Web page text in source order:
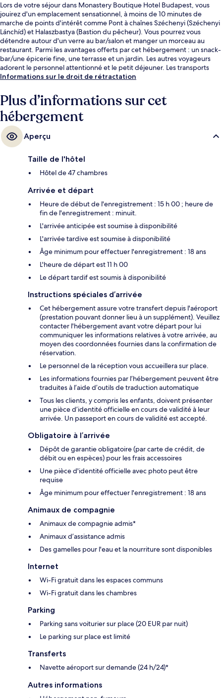
Lors de votre séjour dans Monastery Boutique Hotel Budapest, vous
jouirez d'un emplacement sensationnel, à moins de 10 minutes de
marche de points d'intérêt comme Pont à chaînes Széchenyi (Széchenyi
Lánchíd) et Halaszbastya (Bastion du pêcheur). Vous pourrez vous
détendre autour d'un verre au bar/salon et manger un morceau au
restaurant. Parmi les avantages offerts par cet hébergement : un snack-
bar/une épicerie fine, une terrasse et un jardin. Les autres voyageurs
adorent le personnel attentionné et le petit déjeuner. Les transports
publics sont rapidement accessibles à pied : Station de tram Halász utca
marche à peine.
Informations sur le droit de rétractation
Plus d’informations sur cet
hébergement
Aperçu
Taille de l'hôtel
Hôtel de 47 chambres
Arrivée et départ
Heure de début de l'enregistrement : 15 h 00 ; heure de
fin de l'enregistrement : minuit.
L'arrivée anticipée est soumise à disponibilité
L'arrivée tardive est soumise à disponibilité
Âge minimum pour effectuer l'enregistrement : 18 ans
L'heure de départ est 11 h 00
Le départ tardif est soumis à disponibilité
Instructions spéciales d’arrivée
Cet hébergement assure votre transfert depuis l'aéroport
(prestation pouvant donner lieu à un supplément). Veuillez
contacter l'hébergement avant votre départ pour lui
communiquer les informations relatives à votre arrivée, au
moyen des coordonnées fournies dans la confirmation de
réservation.
Le personnel de la réception vous accueillera sur place.
Les informations fournies par l’hébergement peuvent être
traduites à l’aide d’outils de traduction automatique
Tous les clients, y compris les enfants, doivent présenter
une pièce d’identité officielle en cours de validité à leur
arrivée. Un passeport en cours de validité est accepté.
Obligatoire à l’arrivée
Dépôt de garantie obligatoire (par carte de crédit, de
débit ou en espèces) pour les frais accessoires
Une pièce d'identité officielle avec photo peut être
requise
Âge minimum pour effectuer l'enregistrement : 18 ans
Animaux de compagnie
Animaux de compagnie admis*
Animaux d’assistance admis
Des gamelles pour l'eau et la nourriture sont disponibles
Internet
Wi-Fi gratuit dans les espaces communs
Wi-Fi gratuit dans les chambres
Parking
Parking sans voiturier sur place (20 EUR par nuit)
Le parking sur place est limité
Transferts
Navette aéroport sur demande (24 h/24)*
Autres informations